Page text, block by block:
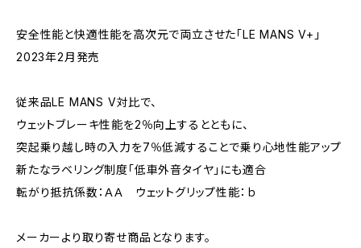
安全性能と快適性能を高次元で両立させた「LE MANS V+」
2023年2月発売
従来品LE MANS V対比で、
ウェットブレーキ性能を2％向上するとともに、
突起乗り越し時の入力を7％低減することで乗り心地性能アップ
新たなラベリング制度「低車外音タイヤ」にも適合
転がり抵抗係数：ＡＡ ウェットグリップ性能：ｂ
メーカーより取り寄せ商品となります。